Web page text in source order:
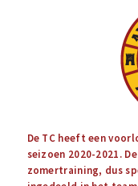
De TC heeft een
seizoen 2020-2021.
zomertraining, dus